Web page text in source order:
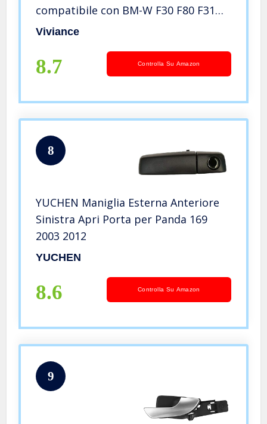
compatibile con BM-W F30 F80 F31
F32 F33 F35 F82 F83 12-17 – Anteriore
Viviance
8.7 Controlla Su Amazon
8
YUCHEN Maniglia Esterna Anteriore
Sinistra Apri Porta per Panda 169
2003 2012
YUCHEN
8.6 Controlla Su Amazon
9